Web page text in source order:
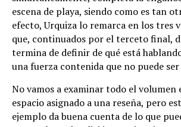
escena de playa, siendo como es tan
efecto, Urquiza lo remarca en los tres
que, continuados por el terceto final,
termina de definir de qué está
una fuerza contenida que no puede
No vamos a examinar todo el volumen
espacio asignado a una reseña, pero
ejemplo da buena cuenta de lo que